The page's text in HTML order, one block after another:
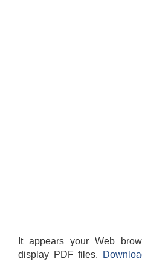
It appears your Web
display PDF files.